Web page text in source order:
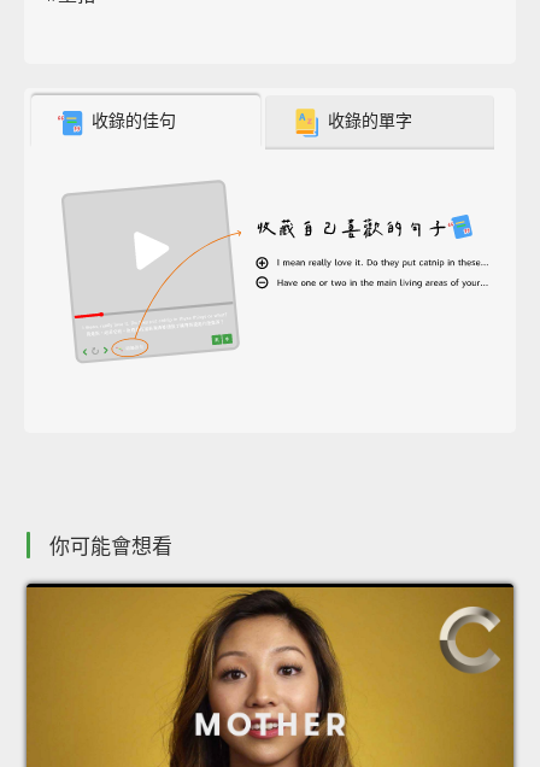
收錄的佳句 收錄的單字
你可能會想看